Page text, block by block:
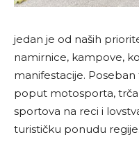
jedan je od naših
namirnice, kampove,
manifestacije.
poput motosporta,
sportova na reci i
turističku ponudu regije.